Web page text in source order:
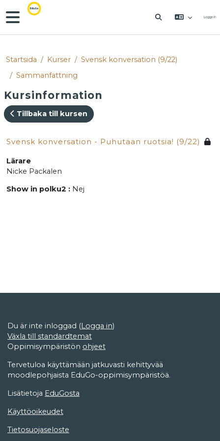
Gå direkt till huvudinnehåll
Sidopanel
VÄXLA Logga in
Startsida Kurser
Svensk konversation (9/22)
Sammanfattning
Kursinformation
Tillbaka till kursen
Svensk konversation - Puhutaan ruotsia! (9/22)
Lärare
Nicke Packalen
Show in polku2 : Nej
Du är inte inloggad (Logga in)
Växla till standardtemat
Oppimisympäristön ohjeet
Tervetuloa käyttämään jatkuvasti kehittyvää
moodlepohjaista EduGo-oppimisympäristöä.
Lisätietoja EduGosta
Käyttöoikeudet
Tietosuojaseloste